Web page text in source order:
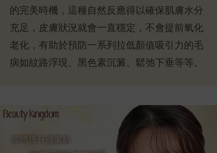
的完美時機，這種自然反應得以確保肌膚水分
充足，皮膚狀況就會一直穩定，不會提前氧化
老化，有助於預防一系列拉低顏值吸引力的毛
病如紋路浮現、黑色素沉澱、鬆弛下垂等等。